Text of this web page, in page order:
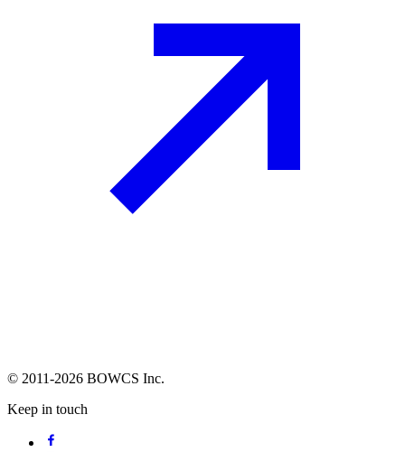
© 2011-2026 BOWCS Inc.
Keep in touch